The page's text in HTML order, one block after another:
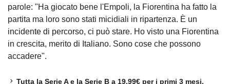
parole: "Ha giocato bene l'Empoli, la Fiorentina ha fatto la
partita ma loro sono stati micidiali in ripartenza. È un
incidente di percorso, ci può stare. Ho visto una Fiorentina
in crescita, merito di Italiano. Sono cose che possono
accadere".
Tutta la Serie A e la Serie B a 19,99€ per i primi 3 mesi.